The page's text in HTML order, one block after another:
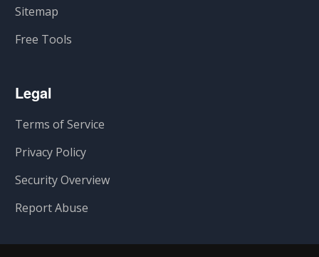
Sitemap
Free Tools
Legal
Terms of Service
Privacy Policy
Security Overview
Report Abuse